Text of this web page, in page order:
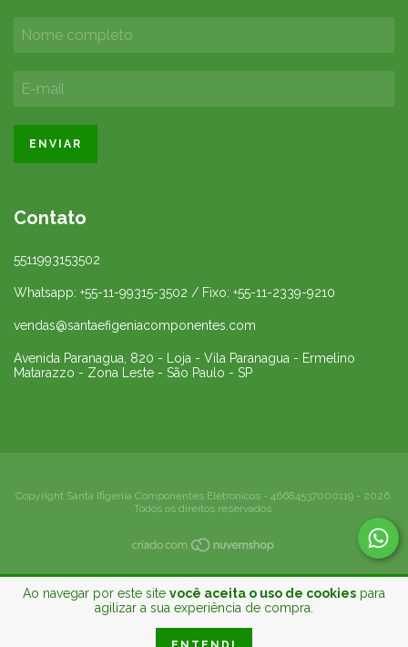
Ao navegar por este site você aceita o uso de cookies para
agilizar a sua experiência de compra.
Contato
5511993153502
Whatsapp: +55-11-99315-3502 / Fixo: +55-11-2339-9210
vendas@santaefigeniacomponentes.com
Avenida Paranagua, 820 - Loja - Vila Paranagua - Ermelino
Matarazzo - Zona Leste - São Paulo - SP
Copyright Santa Ifigenia Componentes Eletronicos - 46684537000119 - 2026.
Todos os direitos reservados.